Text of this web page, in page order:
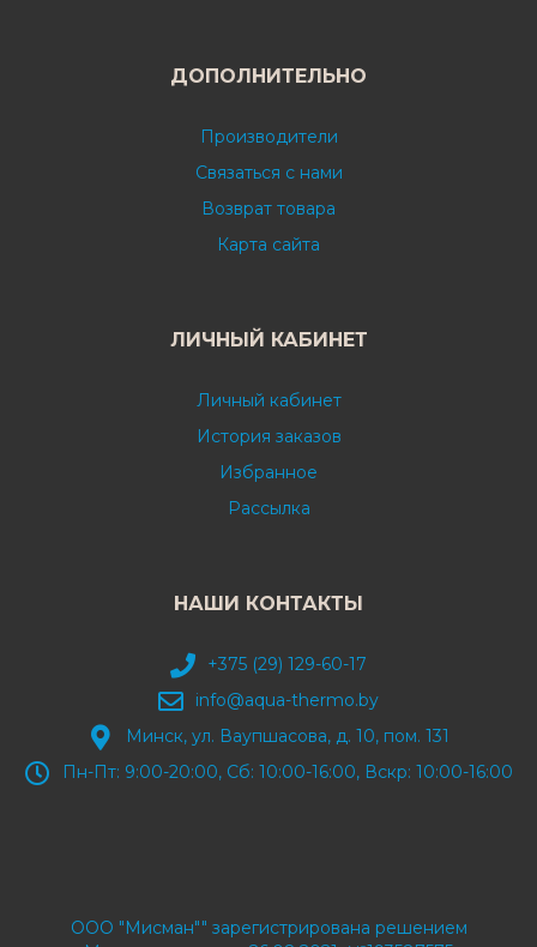
ДОПОЛНИТЕЛЬНО
Производители
Связаться с нами
Возврат товара
Карта сайта
ЛИЧНЫЙ КАБИНЕТ
Личный кабинет
История заказов
Избранное
Рассылка
НАШИ КОНТАКТЫ
+375 (29) 129-60-17
info@aqua-thermo.by
Минск, ул. Ваупшасова, д. 10, пом. 131
Пн-Пт: 9:00-20:00, Сб: 10:00-16:00, Вскр: 10:00-16:00
ООО "Мисман"" зарегистрирована решением